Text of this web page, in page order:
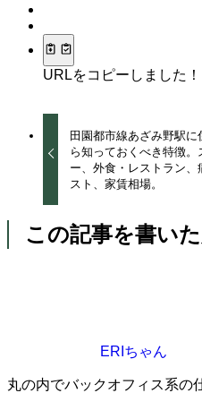
URLをコピーしました！
田園都市線あざみ野駅に
ら知っておくべき特徴。
ー、外食・レストラン、
スト、家賃相場。
この記事を書い
ERIちゃん
丸の内でバックオフィス系の